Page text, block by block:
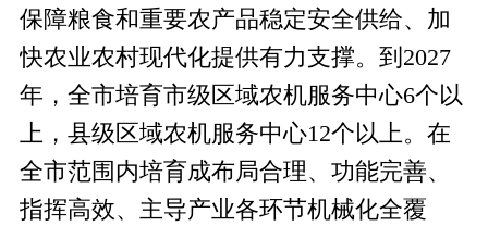
保障粮食和重要农产品稳定安全供给、加
快农业农村现代化提供有力支撑。到 2027
年，全市培育市级区域农机服务中心6个以
上，县级区域农机服务中心1 2个以上。在
全市范围内培育成布局合理、功能完善、
指挥高效、主导产业各环节机械化全覆